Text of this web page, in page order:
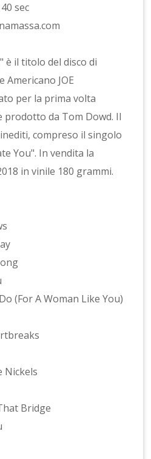
sec
è il titolo del disco di
JOE
per la prima volta
prodotto da Tom Dowd. Il
compreso il singolo
You". In vendita la
in vinile 180 grammi.
(For A Woman Like You)
Nickels
Bridge